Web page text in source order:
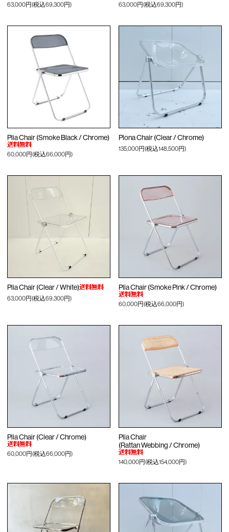
63,000円(税込69,300円) 63,000円(税込69,300円)
Plia Chair (Smoke Black / Chrome)
60,000円(税込66,000円)
Plona Chair (Clear / Chrome)
135,000円(税込148,500円)
Plia Chair (Clear / White)
63,000円(税込69,300円)
Plia Chair (Smoke Pink / Chrome)
60,000円(税込66,000円)
Plia Chair (Clear / Chrome)
60,000円(税込66,000円)
Plia Chair
(Rattan Webbing / Chrome)
140,000円(税込154,000円)